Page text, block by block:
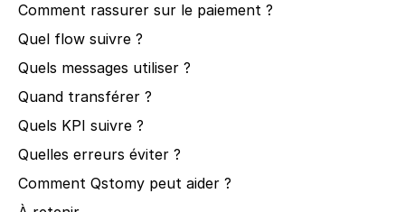
Comment rassurer sur le paiement ?
Quel flow suivre ?
Quels messages utiliser ?
Quand transférer ?
Quels KPI suivre ?
Quelles erreurs éviter ?
Comment Qstomy peut aider ?